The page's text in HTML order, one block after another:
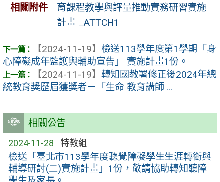
相關公告
2024-11-28 特教組
檢送「臺北市113學年度聽覺障礙學生生涯轉銜與
輔導研討(二)實施計畫」1份，敬請協助轉知聽障
相關附件
育課程教學與評量推動實務研習實施
計畫 _ATTCH1
【2024-11-19】 檢送113學年度第1學期「身
心障礙成年監護與輔助宣告」 實施計畫1份。
【2024-11-19】 轉知國教署修正後2024年總
統教育獎歷屆獲獎者－「生命 教育講師 ...